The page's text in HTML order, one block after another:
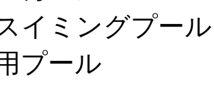
イミングプール
プール